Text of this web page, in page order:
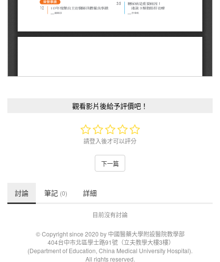
觀看影片後給予評價吧！
請登入後才可以評分
下一篇
討論 筆記 (0) 詳細
目前沒有討論
© Copyright since 2020 by 中國醫藥大學附設醫院教學部
404台中市北區學士路91號（立夫教學大樓3樓）
(Department of Education, China Medical University Hospital).
All rights reserved.